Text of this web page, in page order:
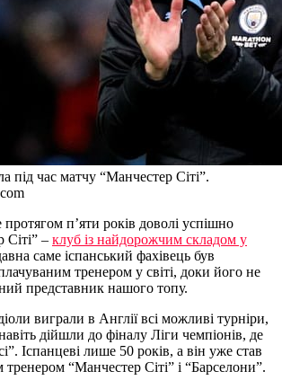
під час матчу “Манчестер Сіті”.
п’яти років доволі успішно
Сіті” – клуб із найдорожчим складом у
саме іспанський фахівець був
тренером у світі, доки його не
представник нашого топу.
виграли в Англії всі можливі турніри,
дійшли до фіналу Ліги чемпіонів, де
Іспанцеві лише 50 років, а він уже став
“Манчестер Сіті” і “Барселони”.